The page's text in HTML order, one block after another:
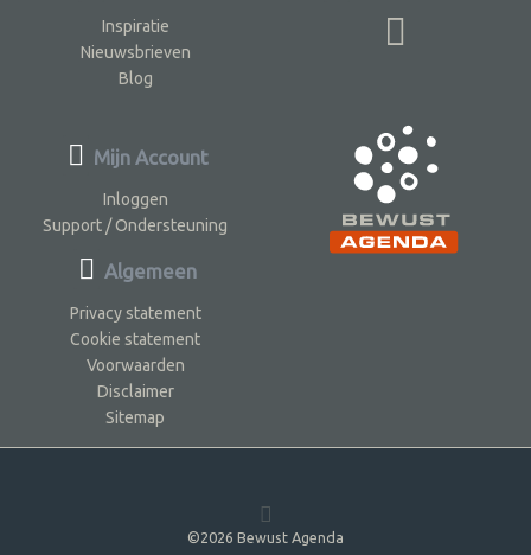
Inspiratie
Nieuwsbrieven
Blog
Mijn Account
Inloggen
Support / Ondersteuning
Algemeen
Privacy statement
Cookie statement
Voorwaarden
Disclaimer
Sitemap
©2026 Bewust Agenda